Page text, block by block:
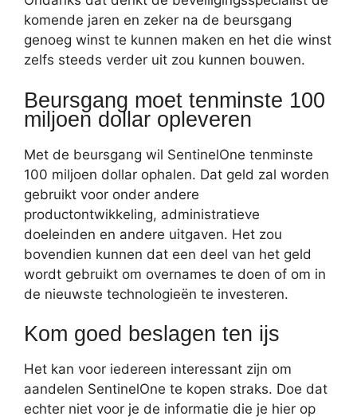
komende jaren en zeker na de beursgang
genoeg winst te kunnen maken en het die winst
zelfs steeds verder uit zou kunnen bouwen.
Beursgang moet tenminste 100
miljoen dollar opleveren
Met de beursgang wil SentinelOne tenminste
100 miljoen dollar ophalen. Dat geld zal worden
gebruikt voor onder andere
productontwikkeling, administratieve
doeleinden en andere uitgaven. Het zou
bovendien kunnen dat een deel van het geld
wordt gebruikt om overnames te doen of om in
de nieuwste technologieën te investeren.
Kom goed beslagen ten ijs
Het kan voor iedereen interessant zijn om
aandelen SentinelOne te kopen straks. Doe dat
echter niet voor je de informatie die je hier op